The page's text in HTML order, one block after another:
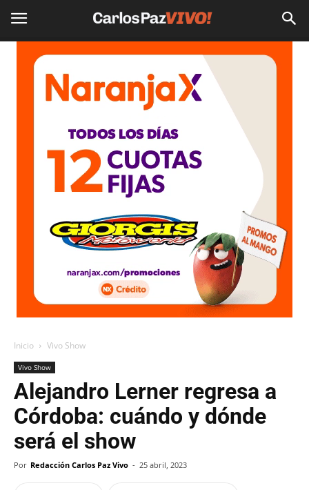
Inicio Vivo Show
Vivo Show
Alejandro Lerner regresa a
Córdoba: cuándo y dónde
será el show
Por Redacción Carlos Paz Vivo - 25 abril, 2023